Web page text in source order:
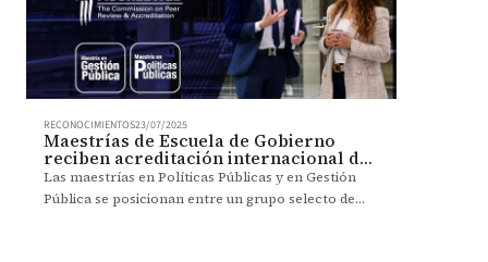
RECONOCIMIENTOS23/07/2025
Maestrías de Escuela de Gobierno
reciben acreditación internacional de
NASPAA
Las maestrías en Políticas Públicas y en Gestión
Pública se posicionan entre un grupo selecto de